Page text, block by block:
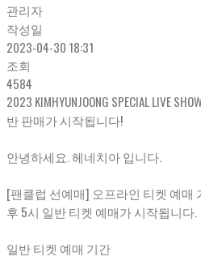
관리자
작성일
2023-04-30 18:31
조회
4584
2023 KIMHYUNJOONG SPECIAL LIVE
반 판매가 시작됩니다!
안녕하세요. 헤네치아 입니다.
[팬클럽 선예매] 오프라인 티켓 예매
후 5시 일반 티켓 예매가 시작됩니다.
일반 티켓 예매 기간